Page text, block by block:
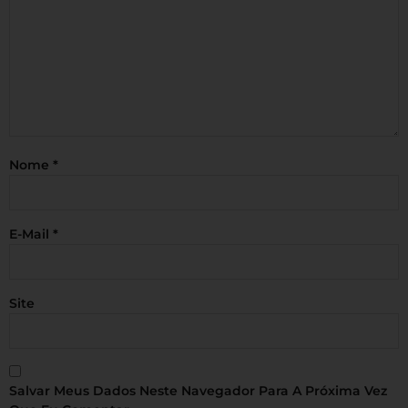
Nome *
E-Mail *
Site
Salvar Meus Dados Neste Navegador Para A Próxima Vez